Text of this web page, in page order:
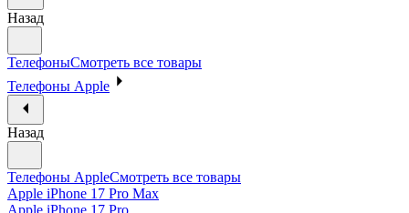
Назад
ТелефоныСмотреть все товары
Телефоны Apple
Назад
Телефоны AppleСмотреть все товары
Apple iPhone 17 Pro Max
Apple iPhone 17 Pro